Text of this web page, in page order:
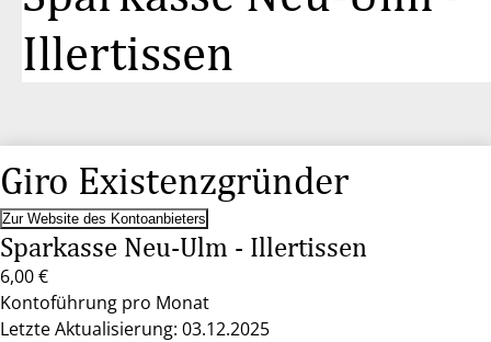
Illertissen
Giro Existenzgründer
Zur Website des Kontoanbieters
Sparkasse Neu-Ulm - Illertissen
6,00 €
Kontoführung pro Monat
Letzte Aktualisierung: 03.12.2025